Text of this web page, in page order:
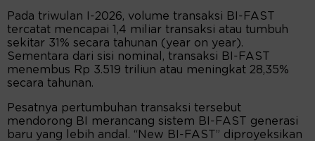
Pada triwulan I-2026, volume transaksi BI-FAST
tercatat mencapai 1,4 miliar transaksi atau tumbuh
sekitar 31% secara tahunan (year on year).
Sementara dari sisi nominal, transaksi BI-FAST
menembus Rp 3.519 triliun atau meningkat 28,35%
secara tahunan.
Pesatnya pertumbuhan transaksi tersebut
mendorong BI merancang sistem BI-FAST generasi
baru yang lebih andal. “New BI-FAST” diproyeksikan